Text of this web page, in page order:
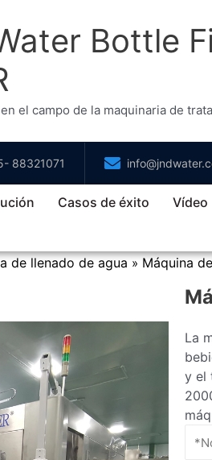
Bottle
el campo de la maquinaria de
88321071
Casos de éxito Vídeo
de llenado de agua » Máquina
La
y el